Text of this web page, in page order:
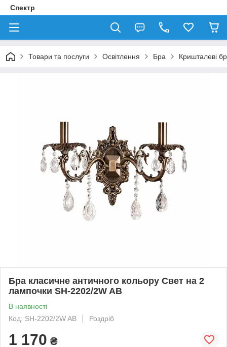
Спектр
Товари та послуги Освітлення Бра Кришталеві
Бра класичне античного кольору Свет на 2
лампочки SH-2202/2W AB
В наявності
Код: SH-2202/2W AB
Роздріб
1 170 ₴